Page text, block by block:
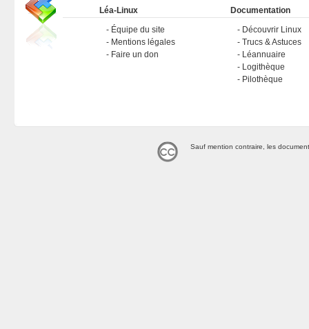
Léa-Linux
Équipe du site
Mentions légales
Faire un don
Documentation
Découvrir Linux
Trucs & Astuces
Léannuaire
Logithèque
Pilothèque
Sauf mention contraire, les